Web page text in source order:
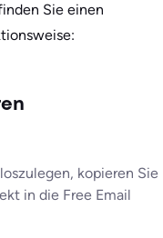
Sie einen
kopieren Sie
in die Free Email